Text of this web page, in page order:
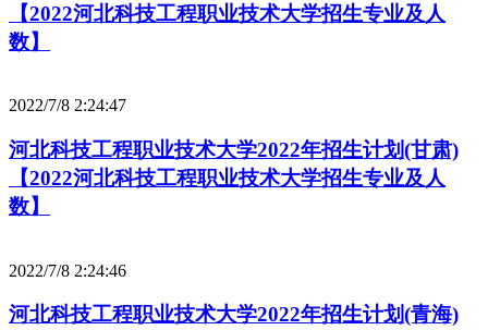
【2022河北科技工程职业技术大学招生专业及人
数】
2022/7/8 2:24:47
河北科技工程职业技术大学2022年招生计划(甘肃)
【2022河北科技工程职业技术大学招生专业及人
数】
2022/7/8 2:24:46
河北科技工程职业技术大学2022年招生计划(青海)